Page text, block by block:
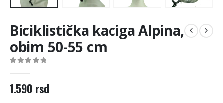
Biciklistička kaciga Alpina,
obim 50-55 cm
1.590 rsd